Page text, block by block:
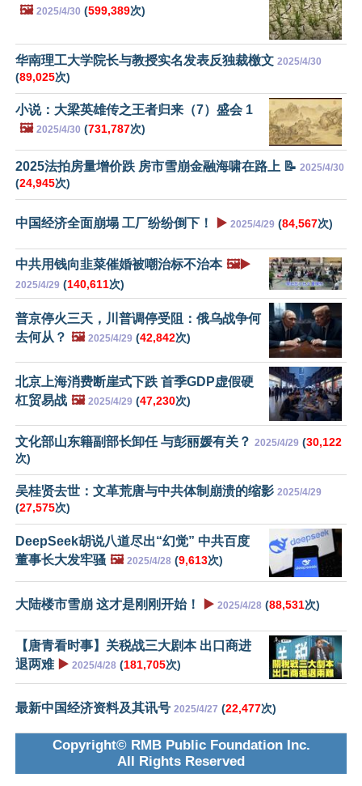
🖼️ 2025/4/30 (599,389次)
华南理工大学院长与教授实名发表反独裁檄文 2025/4/30
(89,025次)
小说：大梁英雄传之王者归来（7）盛会 1
🖼️ 2025/4/30 (731,787次)
2025法拍房量增价跌 房市雪崩金融海啸在路上 📝 2025/4/30
(24,945次)
中国经济全面崩塌 工厂纷纷倒下！ ▶️ 2025/4/29 (84,567次)
中共用钱向韭菜催婚被嘲治标不治本 🖼️▶️
2025/4/29 (140,611次)
普京停火三天，川普调停受阻：俄乌战争何
去何从？ 🖼️ 2025/4/29 (42,842次)
北京上海消费断崖式下跌 首季GDP虚假硬
杠贸易战 🖼️ 2025/4/29 (47,230次)
文化部山东籍副部长卸任 与彭丽媛有关？ 2025/4/29 (30,122
次)
吴桂贤去世：文革荒唐与中共体制崩溃的缩影 2025/4/29
(27,575次)
DeepSeek胡说八道尽出“幻觉” 中共百度
董事长大发牢骚 🖼️ 2025/4/28 (9,613次)
大陆楼市雪崩 这才是刚刚开始！ ▶️ 2025/4/28 (88,531次)
【唐青看时事】关税战三大剧本 出口商进
退两难 ▶️ 2025/4/28 (181,705次)
最新中国经济资料及其讯号 2025/4/27 (22,477次)
Copyright© RMB Public Foundation Inc.
All Rights Reserved